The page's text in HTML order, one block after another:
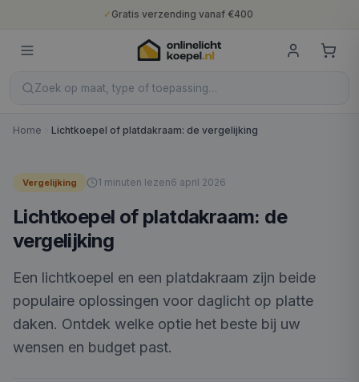
✓ Gratis verzending vanaf €400
10 jaar fabrieksgarantie
Nederlandse productie
Zoek op maat, type of toepassing…
Home Lichtkoepel of platdakraam: de vergelijking
Vergelijking 1 minuten lezen6 april 2026
Lichtkoepel of platdakraam: de
vergelijking
Een lichtkoepel en een platdakraam zijn beide
populaire oplossingen voor daglicht op platte
daken. Ontdek welke optie het beste bij uw
wensen en budget past.